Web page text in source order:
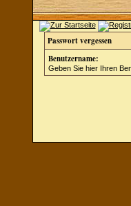
Passwort vergessen
Benutzername:
Geben Sie hier Ihren